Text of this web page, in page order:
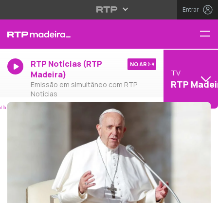
Entrar
RTP Notícias (RTP
Madeira)
Emissão em simultâneo com RTP
Notícias
NO AR
TV
RTP